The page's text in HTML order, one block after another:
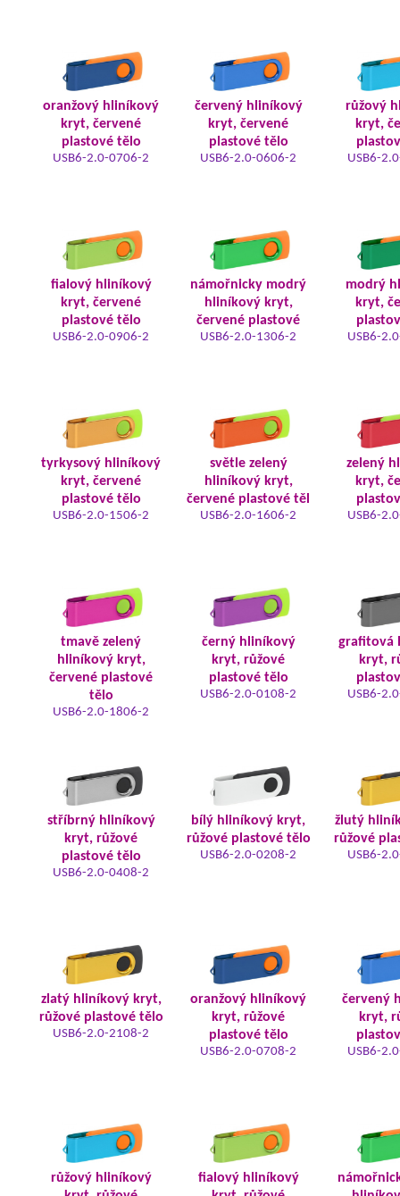
oranžový hliníkový
kryt, červené
plastové tělo
USB6-2.0-0706-2
červený hliníkový
kryt, červené
plastové tělo
USB6-2.0-0606-2
růžový
kryt,
USB6-
fialový hliníkový
kryt, červené
plastové tělo
USB6-2.0-0906-2
námořnicky modrý
hliníkový kryt,
červené plastové
USB6-2.0-1306-2
modrý
kryt,
USB6-
tyrkysový hliníkový
kryt, červené
plastové tělo
USB6-2.0-1506-2
světle zelený
hliníkový kryt,
červené plastové těl
USB6-2.0-1606-2
zelený
kryt,
USB6-
tmavě zelený
hliníkový kryt,
červené plastové
tělo
USB6-2.0-1806-2
černý hliníkový
kryt, růžové
plastové tělo
USB6-2.0-0108-2
grafitová
kryt,
USB6-
stříbrný hliníkový
kryt, růžové
plastové tělo
USB6-2.0-0408-2
bílý hliníkový kryt,
růžové plastové tělo
USB6-2.0-0208-2
žlutý
růžové
USB6-
zlatý hliníkový kryt,
růžové plastové tělo
USB6-2.0-2108-2
oranžový hliníkový
kryt, růžové
plastové tělo
USB6-2.0-0708-2
červený
kryt,
USB6-
růžový hliníkový
fialový hliníkový